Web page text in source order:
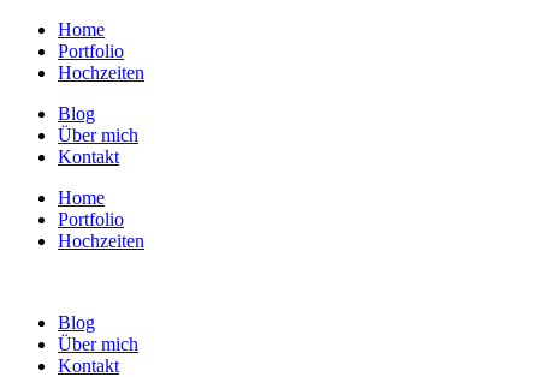
Home
Portfolio
Hochzeiten
Blog
Über mich
Kontakt
Home
Portfolio
Hochzeiten
Blog
Über mich
Kontakt